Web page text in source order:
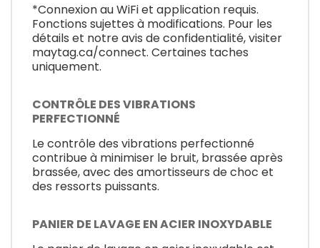
*Connexion au WiFi et application requis.
Fonctions sujettes à modifications. Pour les
détails et notre avis de confidentialité, visiter
maytag.ca/connect. Certaines taches
uniquement.
CONTRÔLE DES VIBRATIONS
PERFECTIONNÉ
Le contrôle des vibrations perfectionné
contribue à minimiser le bruit, brassée après
brassée, avec des amortisseurs de choc et
des ressorts puissants.
PANIER DE LAVAGE EN ACIER INOXYDABLE